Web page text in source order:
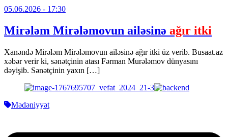
05.06.2026 - 17:30
Mirələm Mirələmovun ailəsinə ağır itki
Xanəndə Mirələm Mirələmovun ailəsinə ağır itki üz verib. Busaat.az
xəbər verir ki, sənətçinin atası Fərman Murələmov dünyasını
dəyişib. Sənətçinin yaxın […]
Mədəniyyət